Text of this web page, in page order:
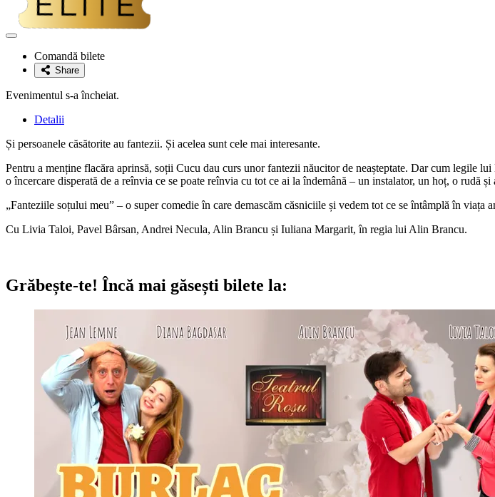
Adaugă
favoriteComandă bilete
Share
Evenimentul s-a încheiat.
Detalii
Și persoanele căsătorite au fantezii. Și acelea sunt cele mai interesante.
Pentru a menține flacăra aprinsă, soții Cucu dau curs unor fantezii năucitor de neașteptate. Dar cum legile
o încercare disperată de a reînvia ce se poate reînvia cu tot ce ai la îndemână – un instalator, un hoț, o rudă
„Fanteziile soțului meu” – o super comedie în care demascăm căsniciile și vedem tot ce se întâmplă în viața
Cu Livia Taloi, Pavel Bârsan, Andrei Necula, Alin Brancu și Iuliana Margarit, în regia lui Alin Brancu.
Grăbește-te! Încă mai găsești bilete la: